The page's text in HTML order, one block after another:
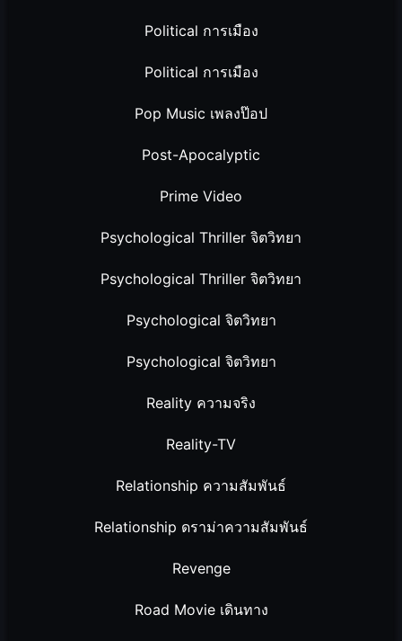
Political การเมือง
Political การเมือง
Pop Music เพลงป๊อป
Post-Apocalyptic
Prime Video
Psychological Thriller จิตวิทยา
Psychological Thriller จิตวิทยา
Psychological จิตวิทยา
Psychological จิตวิทยา
Reality ความจริง
Reality-TV
Relationship ความสัมพันธ์
Relationship ดราม่าความสัมพันธ์
Revenge
Road Movie เดินทาง